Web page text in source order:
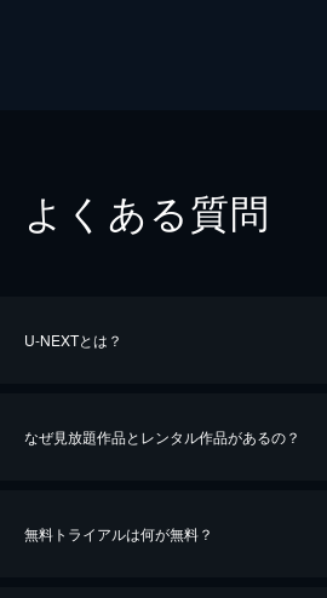
よくある質問
U-NEXTとは？
なぜ見放題作品とレンタル作品があるの？
無料トライアルは何が無料？